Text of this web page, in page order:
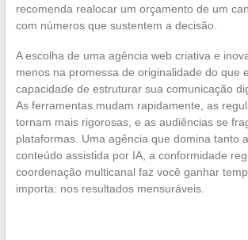
recomenda realocar um orçamento de um
com números que sustentem a decisão.
A escolha de uma agência web criativa e
menos na promessa de originalidade do que
capacidade de estruturar sua comunicação
As ferramentas mudam rapidamente, as
tornam mais rigorosas, e as audiências se
plataformas. Uma agência que domina tanto
conteúdo assistida por IA, a conformidade
coordenação multicanal faz você ganhar
importa: nos resultados mensuráveis.